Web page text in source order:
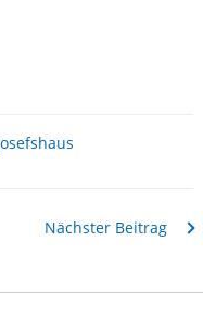
Nächster Beitrag